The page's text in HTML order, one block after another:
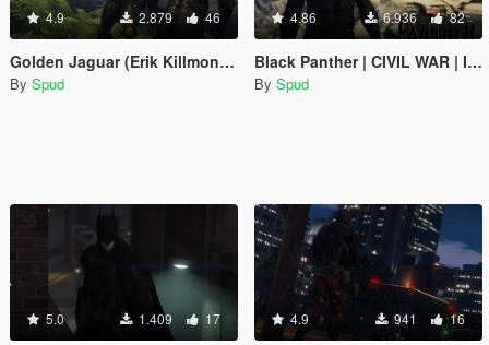
4.9 2.879 46
Golden Jaguar (Erik Killmonger) [Add-On / Replace PED]
By Spud
4.86 6.936 82
Black Panther | CIVIL WAR | Improved [Add-On / Replace PED]
By Spud
5.0 1.409 17 4.9 941 16